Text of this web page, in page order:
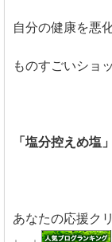
自分の健康を悪
ものすごいショ
「塩分控えめ塩
あなたの応援ク